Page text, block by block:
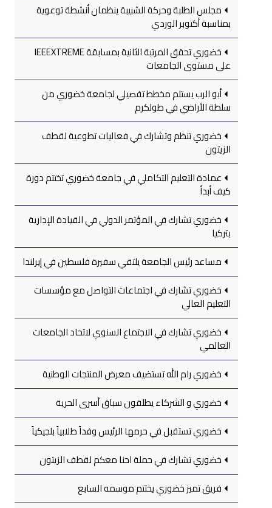
مجلس الطلبة وحركة الشبيبة ينظمان أنشطة توعوية
بمناسبة أكتوبر الوردي
خضوري تحقق المرتبة الثانية بمسابقة IEEEXTREME
على مستوى الجامعات
أبو الرب يستلم مخطط تفصيلي لجامعة خضوري من
سلطة الأراضي في طولكرم
خضوري تنظم وتشارك في فعاليات تطوعية لقطف
الزيتون
عمادة التعليم التكاملي في جامعة خضوري تختتم دورة
كيف أبدأ
خضوري تشارك في المؤتمر الدولي في القيادة الإدارية
بتركيا
مساعد رئيس الجامعة يلتقي سفيرة فلسطين في إيرلندا
خضوري تشارك في اجتماعات التواصل مع مؤسسات
التعليم العالي
خضوري تشارك في الاجتماع السنوي لاتحاد الجامعات
العالمي
خضوري رام الله تستضيف معرض المنتجات الوطنية
خضوري و الشركاء يطلقون سباق أسرى الحرية
خضوري تستقبل في حرمها الرئيس وفداً طلابياً بلجيكياً
خضوري تشارك في حملة احنا معكم لقطف الزيتون
فريق تميز خضوري يختتم موسمه السابع